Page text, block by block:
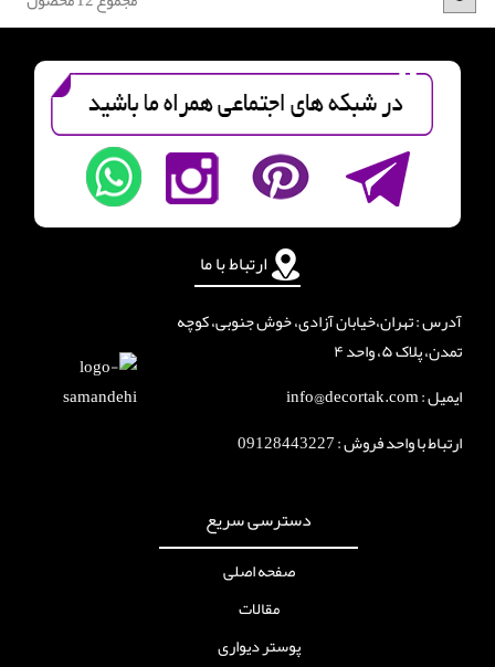
دسترسی سریع
صفحه اصلی
مقالات
پوستر دیواری
ارتباط با ما
آدرس : تهران،خیابان آزادی، خوش جنوبی، کوچه
تمدن، پلاک ۵، واحد ۴
ایمیل : info@decortak.com
ارتباط با واحد فروش :09128443227